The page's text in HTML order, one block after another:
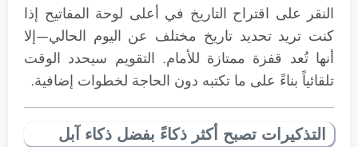
النقر على اقتراح التاريخ في أعلى لوحة المفاتيح إذا
كنت تريد تحديد تاريخ مختلف عن اليوم الحالي—إلا
أنها تُعد قفزة ممتازة للأمام. التقويم سيحدد الوقت
تلقائياً بناءً على ما تكتبه دون الحاجة لخطوات إضافية.
التذكيرات تصبح أكثر ذكاءً بفضل ذكاء آبل